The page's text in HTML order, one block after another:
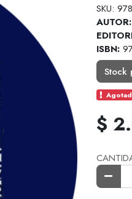
SKU:
AUTOR:
ISBN:
Stock
$